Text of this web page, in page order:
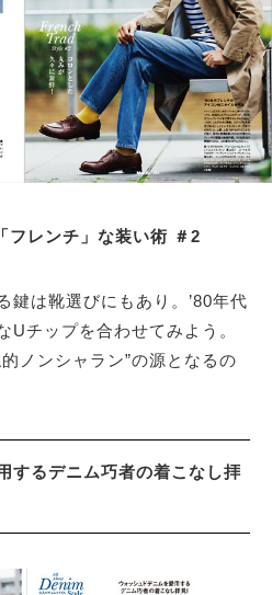
フレンチ」な装い術 ＃2
鍵は靴選びにもあり。’80年代
Uチップを合わせてみよう。
ノンシャラン”の源となるの
するデニム巧者の着こなし拝